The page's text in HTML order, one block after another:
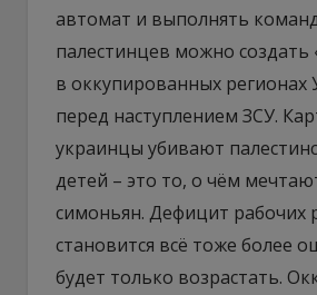
автомат и выполнять
палестинцев можно
в оккупированных регионах
перед наступлением ЗСУ.
украинцы убивают
детей – это то, о чём
симоньян. Дефицит рабочих
становится всё тоже более
будет только возрастать.